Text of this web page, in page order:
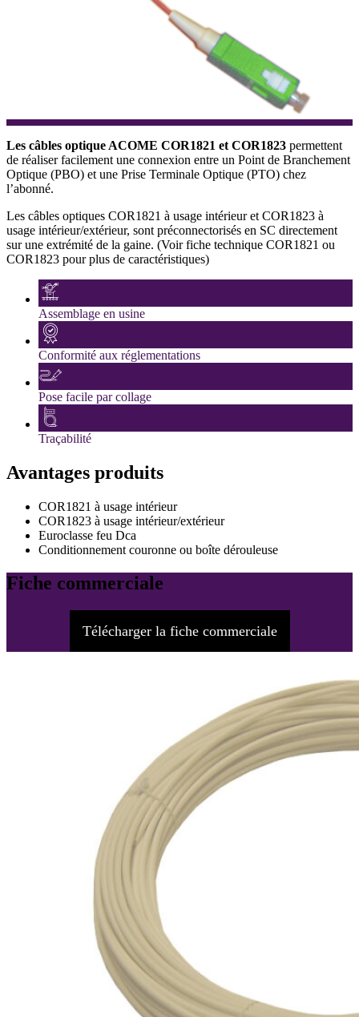
Les câbles optique ACOME COR1821 et COR1823 permettent
de réaliser facilement une connexion entre un Point de Branchement
Optique (PBO) et une Prise Terminale Optique (PTO) chez
l’abonné.
Les câbles optiques COR1821 à usage intérieur et COR1823 à
usage intérieur/extérieur, sont préconnectorisés en SC directement
sur une extrémité de la gaine. (Voir fiche technique COR1821 ou
COR1823 pour plus de caractéristiques)
Assemblage en usine
Conformité aux réglementations
Pose facile par collage
Traçabilité
Avantages produits
COR1821 à usage intérieur
COR1823 à usage intérieur/extérieur
Euroclasse feu Dca
Conditionnement couronne ou boîte dérouleuse
Fiche commerciale
Télécharger la fiche commerciale